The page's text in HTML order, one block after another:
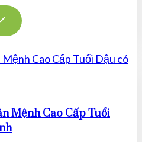
phẩm
có
Các
Mệnh Cao Cấp Tuổi